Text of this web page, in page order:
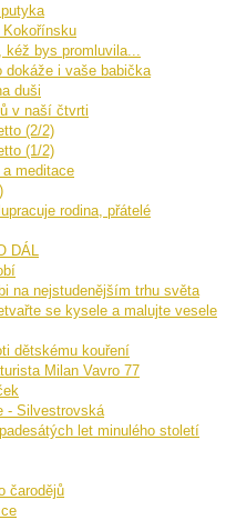
kéž bys promluvila...
dokáže i vaše babička
duši
v naší čtvrti
(2/2)
(1/2)
meditace
rodina, přátelé
DÁL
na nejstudenějším trhu světa
se kysele a malujte vesele
dětskému kouření
Milan Vavro 77
- Silvestrovská
let minulého století
čarodějů